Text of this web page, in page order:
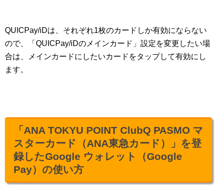
QUICPay/iDは、それぞれ1枚のカードしか有効にならない
ので、「QUICPay/iDのメインカード」設定を変更したい場
合は、メインカードにしたいカードをタップして有効にし
ます。
「ANA TOKYU POINT ClubQ PASMO マ
スターカード（ANA東急カード）」を登
録したGoogle ウォレット（Google
Pay）の使い方